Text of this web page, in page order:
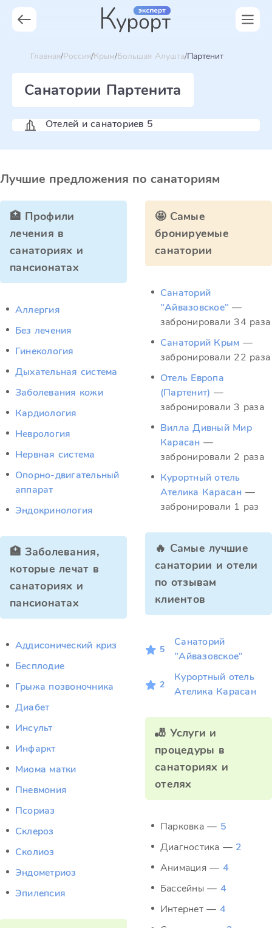
Главная Россия Крым Большая Алушта Партенит
Санатории Партенита
Отелей и санаториев 5
Лучшие предложения по санаториям
🏥 Профили
лечения в
санаториях и
пансионатах
Аллергия
Без лечения
Гинекология
Дыхательная система
Заболевания кожи
Кардиология
Неврология
Нервная система
Опорно-двигательный
аппарат
Эндокринология
🏥 Заболевания,
которые лечат в
санаториях и
пансионатах
Аддисонический криз
Бесплодие
Грыжа позвоночника
Диабет
Инсульт
Инфаркт
Миома матки
Пневмония
Псориаз
Склероз
Сколиоз
Эндометриоз
Эпилепсия
🤩 Самые
бронируемые
санатории
Санаторий
"Айвазовское" —
забронировали 34 раза
Санаторий Крым —
забронировали 22 раза
Отель Европа
(Партенит) —
забронировали 3 раза
Вилла Дивный Мир
Карасан —
забронировали 2 раза
Курортный отель
Ателика Карасан —
забронировали 1 раз
🔥 Самые лучшие
санатории и отели
по отзывам
клиентов
5
Санаторий
"Айвазовское"
2
Курортный отель
Ателика Карасан
🎳 Услуги и
процедуры в
санаториях и
отелях
Парковка — 5
Диагностика — 2
Анимация — 4
Бассейны — 4
Интернет — 4